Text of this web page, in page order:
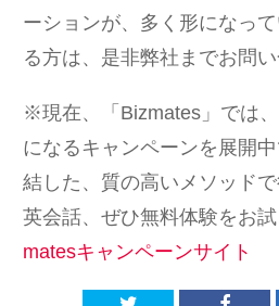
ーションが、多く形になっ
る方は、是非弊社までお問い
※現在、「Bizmates」では
になるキャンペーンを展開
結した、質の高いメソッド
英会話、ぜひ無料体験を
matesキャンペーンサイト